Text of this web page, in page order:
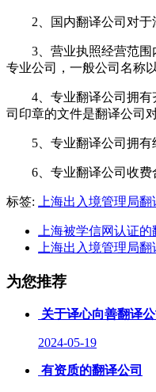
2、 国内翻译公司对
3、 营业执照经营范
专业公司，一般公司名称
4、 专业翻译公司拥
司印章的文件是翻译公司
5、 专业翻译公司拥有
6、 专业翻译公司收费
标签: 上海出入境管理局翻
上海被学信网认证的
上海出入境管理局翻
为您推荐
关于译心向善翻译公
2024-05-19
有资质的翻译公司